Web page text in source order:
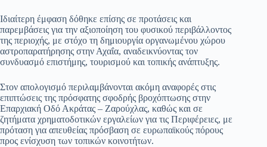
Ιδιαίτερη έμφαση δόθηκε επίσης σε προτάσεις και
παρεμβάσεις για την αξιοποίηση του φυσικού περιβάλλοντος
της περιοχής, με στόχο τη δημιουργία οργανωμένου χώρου
αστροπαρατήρησης στην Αχαΐα, αναδεικνύοντας τον
συνδυασμό επιστήμης, τουρισμού και τοπικής ανάπτυξης.
Στον απολογισμό περιλαμβάνονται ακόμη αναφορές στις
επιπτώσεις της πρόσφατης σφοδρής βροχόπτωσης στην
Επαρχιακή Οδό Ακράτας – Ζαρούχλας, καθώς και σε
ζητήματα χρηματοδοτικών εργαλείων για τις Περιφέρειες, με
πρόταση για απευθείας πρόσβαση σε ευρωπαϊκούς πόρους
προς ενίσχυση των τοπικών κοινοτήτων.